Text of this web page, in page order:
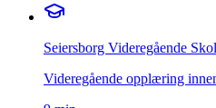
Seiersborg Videregående
Videregående opplæring